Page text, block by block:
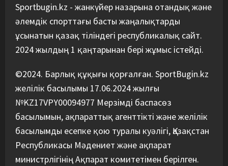
5
құрамасының бас бапкері
тағайындалды
Sportbugin.kz - жанкүйер назарына отандық және
әлемдік спорттағы басты жаңалықтарды
ұсынатын қазақ тіліндегі республикалық сайт.
2024 жылдың 1 қаңтарынан бері жұмыс істейді.
©2024. Барлық құқығы қорғалған. SportBugin.kz
желілік басылымы 17.06.2024 жылғы
№KZ17VPY00094977 Мерзімді баспасөз
басылымын, ақпараттық агенттікті және желілік
басылымды есепке қою туралы куәлігі, Қазақстан
Республикасы Мәдениет және ақпарат
министрлігінің Ақпарат комитетімен берілген.